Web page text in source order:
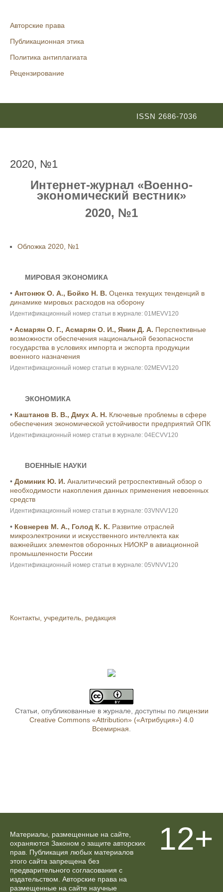
Авторские права
Публикационная этика
Политика антиплагиата
Рецензирование
ISSN 2686-7036
2020, №1
Интернет-журнал «Военно-
экономический вестник»
2020, №1
Обложка 2020, №1
МИРОВАЯ ЭКОНОМИКА
• Антонюк О. А., Бойко Н. В. Оценка текущих тенденций в
динамике мировых расходов на оборону
Идентификационный номер статьи в журнале: 01MEVV120
• Асмарян О. Г., Асмарян О. И., Янин Д. А. Перспективные
возможности обеспечения национальной безопасности
государства в условиях импорта и экспорта продукции
военного назначения
Идентификационный номер статьи в журнале: 02MEVV120
ЭКОНОМИКА
• Каштанов В. В., Дмух А. Н. Ключевые проблемы в сфере
обеспечения экономической устойчивости предприятий ОПК
Идентификационный номер статьи в журнале: 04ECVV120
ВОЕННЫЕ НАУКИ
• Доминик Ю. И. Аналитический ретроспективный обзор о
необходимости накопления данных применения невоенных
средств
Идентификационный номер статьи в журнале: 03VNVV120
• Ковнерев М. А., Голод К. К. Развитие отраслей
микроэлектроники и искусственного интеллекта как
важнейших элементов оборонных НИОКР в авиационной
промышленности России
Идентификационный номер статьи в журнале: 05VNVV120
Контакты, учредитель, редакция
Статьи, опубликованные в журнале, доступны по лицензии
Creative Commons «Attribution» («Атрибуция») 4.0
Всемирная
Материалы, размещенные на сайте,
охраняются Законом о защите авторских
прав. Публикация любых материалов
этого сайта запрещена без
предварительного согласования с
издательством. Авторские права на
размещенные на сайте научные
12+